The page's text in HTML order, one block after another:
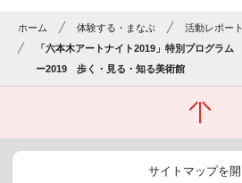
ホーム 体験する・まなぶ
活動レポート
「六本木アートナイト2019」特別プログラ
ー2019 歩く・見る・知る美術館
サイトマップを開